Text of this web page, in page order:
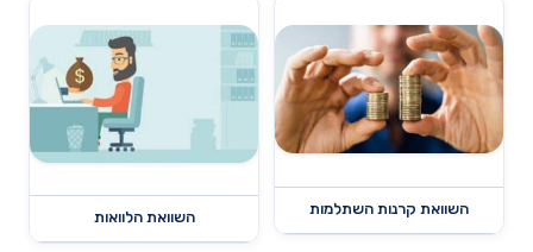
השוואת קרנות השתלמות
השוואת הלוואות